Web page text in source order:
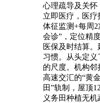
心理疏导及关怀
立即医疗，医疗
体征监测+每周
会诊”，定位精
医保及时结算
习惯。从头定
的尺度。机构
高速交汇的“黄
田”轨制，屋顶
义务田种植无机